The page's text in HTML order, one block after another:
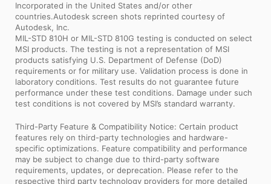
Incorporated in the United States and/or other
countries.Autodesk screen shots reprinted courtesy of
Autodesk, Inc.
MIL-STD 810H or MIL-STD 810G testing is conducted on select
MSI products. The testing is not a representation of MSI
products satisfying U.S. Department of Defense (DoD)
requirements or for military use. Validation process is done in
laboratory conditions. Test results do not guarantee future
performance under these test conditions. Damage under such
test conditions is not covered by MSI’s standard warranty.
Third-Party Feature & Compatibility Notice: Certain product
features rely on third-party technologies and hardware-
specific optimizations. Feature compatibility and performance
may be subject to change due to third-party software
requirements, updates, or deprecation. Please refer to the
respective third party technology providers for more detailed